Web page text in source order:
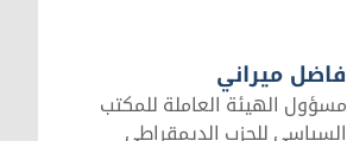
فاضل ميراني
مسؤول الهيئة العاملة للمكتب